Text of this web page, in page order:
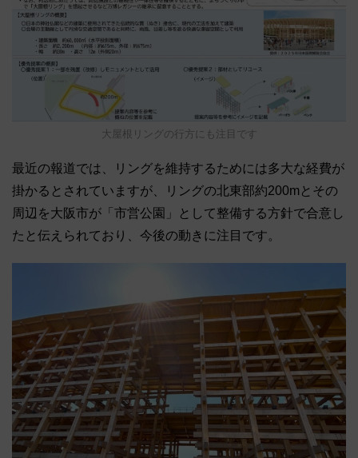
大屋根リングの行方にも注目です
最近の報道では、リングを維持するためには多大な経費が
掛かるとされていますが、リングの北東部約200mとその
周辺を大阪市が「市営公園」として整備する方針で合意し
たと伝えられており、今後の動きに注目です。